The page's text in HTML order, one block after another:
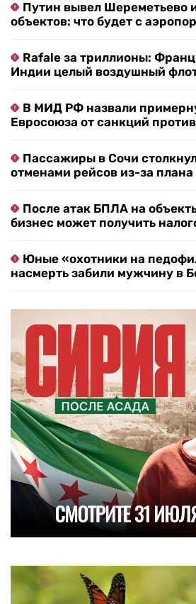
Путин вывел Шереметьево
объектов: что будет с
Rafale за триллионы:
Индии целый воздушный
В МИД РФ назвали
Евросоюза от санкций
Пассажиры в Сочи
отменами рейсов из-за
После атак БПЛА на
бизнес может получить
Юные «охотники на
насмерть забили мужчину в